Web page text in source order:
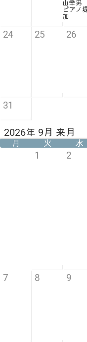
1 2
7 8 9
2026年 9月 来月
月 火 水
山幸男
ピアノ
加
18時30分
チャー
24 25 26
31